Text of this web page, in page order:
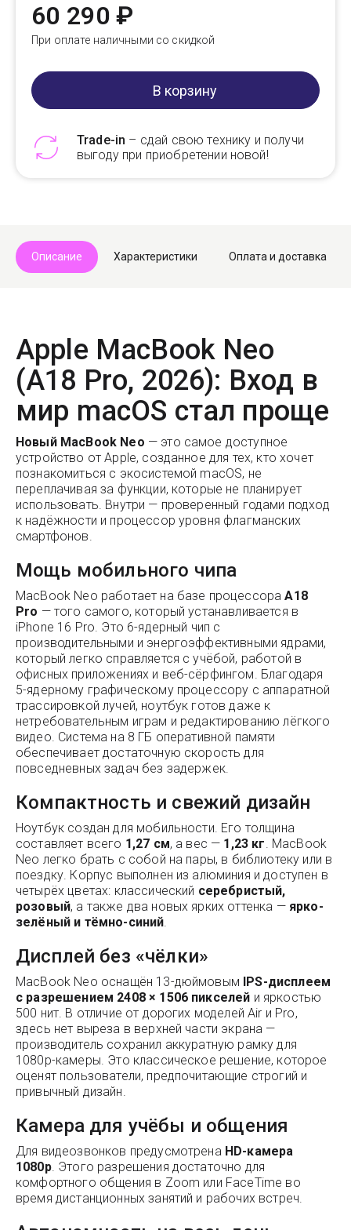
60 290 ₽
При оплате наличными со скидкой
В корзину
Trade-in – сдай свою технику и получи
выгоду при приобретении новой!
Описание Характеристики Оплата и доставка
Apple MacBook Neo
(A18 Pro, 2026): Вход в
мир macOS стал проще
Новый MacBook Neo — это самое доступное
устройство от Apple, созданное для тех, кто хочет
познакомиться с экосистемой macOS, не
переплачивая за функции, которые не планирует
использовать. Внутри — проверенный годами подход
к надёжности и процессор уровня флагманских
смартфонов.
Мощь мобильного чипа
MacBook Neo работает на базе процессораA18
Pro — того самого, который устанавливается в
iPhone 16 Pro. Это 6-ядерный чип с
производительными и энергоэффективными ядрами,
который легко справляется с учёбой, работой в
офисных приложениях и веб-сёрфингом. Благодаря
5-ядерному графическому процессору с аппаратной
трассировкой лучей, ноутбук готов даже к
нетребовательным играм и редактированию лёгкого
видео. Система на 8 ГБ оперативной памяти
обеспечивает достаточную скорость для
повседневных задач без задержек.
Компактность и свежий дизайн
Ноутбук создан для мобильности. Его толщина
составляет всего 1,27 см, а вес — 1,23 кг. MacBook
Neo легко брать с собой на пары, в библиотеку или в
поездку. Корпус выполнен из алюминия и доступен в
четырёх цветах: классический серебристый,
розовый, а также два новых ярких оттенка — ярко-
зелёный и тёмно-синий.
Дисплей без «чёлки»
MacBook Neo оснащён 13-дюймовым IPS-дисплеем
с разрешением 2408 × 1506 пикселей и яркостью
500 нит. В отличие от дорогих моделей Air и Pro,
здесь нет выреза в верхней части экрана —
производитель сохранил аккуратную рамку для
1080p-камеры. Это классическое решение, которое
оценят пользователи, предпочитающие строгий и
привычный дизайн.
Камера для учёбы и общения
Для видеозвонков предусмотрена HD-камера
1080p. Этого разрешения достаточно для
комфортного общения в Zoom или FaceTime во
время дистанционных занятий и рабочих встреч.